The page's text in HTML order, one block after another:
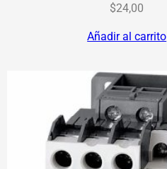
$24,00
Añadir al carrito